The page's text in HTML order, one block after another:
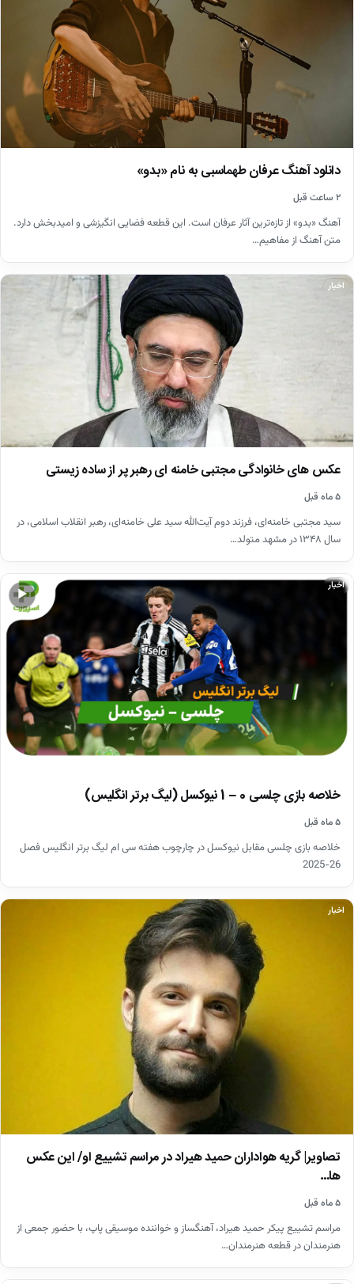
دانلود آهنگ عرفان طهماسبی به نام «بدو»
۲ ساعت قبل
آهنگ «بدو» از تازه‌ترین آثار عرفان است. این قطعه فضایی انگیزشی و امیدبخش دارد.
متن آهنگ از مفاهیم…
اخبار
عکس های خانوادگی مجتبی خامنه ای رهبر پر از ساده زیستی
۵ ماه قبل
سید مجتبی خامنه‌ای، فرزند دوم آیت‌الله سید علی خامنه‌ای، رهبر انقلاب اسلامی، در
سال ۱۳۴۸ در مشهد متولد…
▶
اخبار
خلاصه بازی چلسی 0 – 1 نیوکسل (لیگ برتر انگلیس)
۵ ماه قبل
خلاصه بازی چلسی مقابل نیوکسل در چارچوب هفته سی ام لیگ برتر انگلیس فصل
26-2025
اخبار
تصاویر| گریه هواداران حمید هیراد در مراسم تشییع او/ این عکس
ها…
۵ ماه قبل
مراسم تشییع پیکر حمید هیراد، آهنگساز و خواننده موسیقی پاپ، با حضور جمعی از
هنرمندان در قطعه هنرمندان…